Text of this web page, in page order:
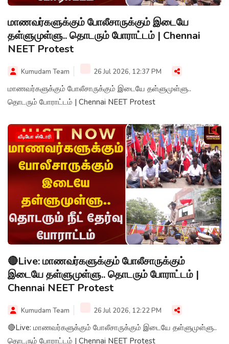
மாணவர்களுக்கும் போலீசாருக்கும் இடையே
தள்ளுமுள்ளு.. தொடரும் போராட்டம் | Chennai
NEET Protest
Kumudam Team 26 Jul 2026, 12:37 PM
மாணவர்களுக்கும் போலீசாருக்கும் இடையே தள்ளுமுள்ளு..
தொடரும் போராட்டம் | Chennai NEET Protest
வீடியோ ஸ்டோரி
🔴Live: மாணவர்களுக்கும் போலீசாருக்கும்
இடையே தள்ளுமுள்ளு.. தொடரும் போராட்டம் |
Chennai NEET Protest
Kumudam Team 26 Jul 2026, 12:22 PM
🔴Live: மாணவர்களுக்கும் போலீசாருக்கும் இடையே தள்ளுமுள்ளு..
தொடரும் போராட்டம் | Chennai NEET Protest